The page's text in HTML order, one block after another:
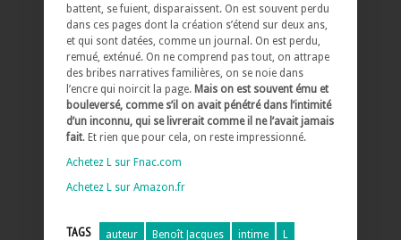
battent, se fuient, disparaissent. On est souvent perdu
dans ces pages dont la création s’étend sur deux ans,
et qui sont datées, comme un journal. On est perdu,
remué, exténué. On ne comprend pas tout, on attrape
des bribes narratives familières, on se noie dans
l’encre qui noircit la page. Mais on est souvent ému et
bouleversé, comme s’il on avait pénétré dans l’intimité
d’un inconnu, qui se livrerait comme il ne l’avait jamais
fait. Et rien que pour cela, on reste impressionné.
Achetez L sur Fnac.com
Achetez L sur Amazon.fr
TAGS auteur Benoît Jacques intime L